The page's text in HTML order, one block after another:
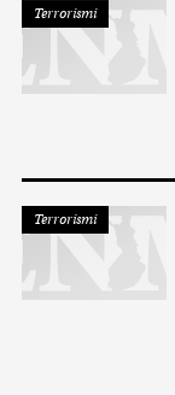
Terrorismi
Terrorismi